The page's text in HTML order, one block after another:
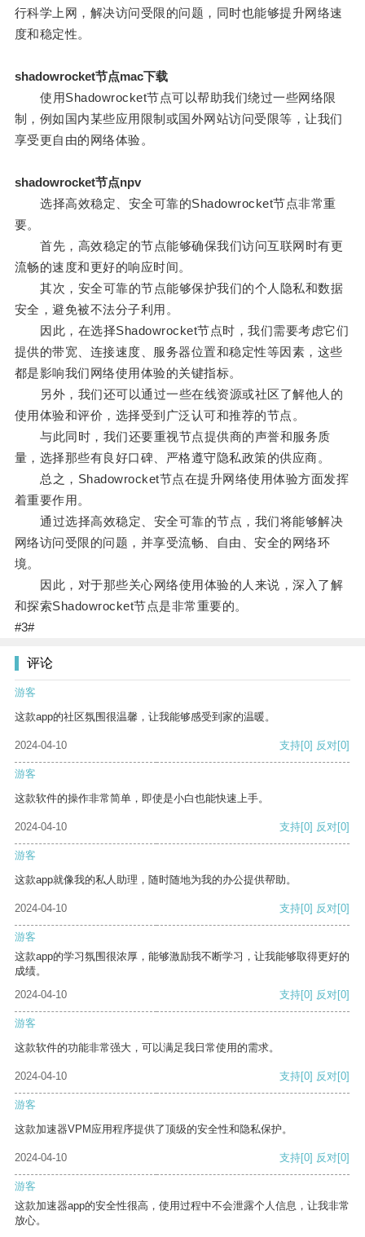
行科学上网，解决访问受限的问题，同时也能够提升网络速
度和稳定性。
shadowrocket节点mac下载
使用Shadowrocket节点可以帮助我们绕过一些网络限
制，例如国内某些应用限制或国外网站访问受限等，让我们
享受更自由的网络体验。
shadowrocket节点npv
选择高效稳定、安全可靠的Shadowrocket节点非常重
要。
首先，高效稳定的节点能够确保我们访问互联网时有更
流畅的速度和更好的响应时间。
其次，安全可靠的节点能够保护我们的个人隐私和数据
安全，避免被不法分子利用。
因此，在选择Shadowrocket节点时，我们需要考虑它们
提供的带宽、连接速度、服务器位置和稳定性等因素，这些
都是影响我们网络使用体验的关键指标。
另外，我们还可以通过一些在线资源或社区了解他人的
使用体验和评价，选择受到广泛认可和推荐的节点。
与此同时，我们还要重视节点提供商的声誉和服务质
量，选择那些有良好口碑、严格遵守隐私政策的供应商。
总之，Shadowrocket节点在提升网络使用体验方面发挥
着重要作用。
通过选择高效稳定、安全可靠的节点，我们将能够解决
网络访问受限的问题，并享受流畅、自由、安全的网络环
境。
因此，对于那些关心网络使用体验的人来说，深入了解
和探索Shadowrocket节点是非常重要的。
#3#
评论
游客
这款app的社区氛围很温馨，让我能够感受到家的温暖。
2024-04-10 支持[0] 反对[0]
游客
这款软件的操作非常简单，即使是小白也能快速上手。
2024-04-10 支持[0] 反对[0]
游客
这款app就像我的私人助理，随时随地为我的办公提供帮助。
2024-04-10 支持[0] 反对[0]
游客
这款app的学习氛围很浓厚，能够激励我不断学习，让我能够取得更好的
成绩。
2024-04-10
支持[0] 反对[0]
游客
这款软件的功能非常强大，可以满足我日常使用的需求。
2024-04-10 支持[0] 反对[0]
游客
这款加速器VPM应用程序提供了顶级的安全性和隐私保护。
2024-04-10 支持[0] 反对[0]
游客
这款加速器app的安全性很高，使用过程中不会泄露个人信息，让我非常
放心。